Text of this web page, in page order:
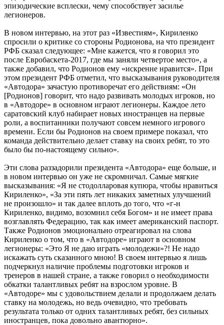
эпизодические всплески, чему способствует засилье
легионеров.
В новом интервью, на этот раз «Известиям», Кириленко
спросили о критике со стороны Родионова, на что президент
РФБ сказал следующее: «Мне кажется, что я говорил это
после Евробаскета-2017, где мы заняли четвертое место», а
также добавил, что Родионов ему «искренне нравится». При
этом президент РФБ отметил, что высказывания руководителя
«Автодора» зачастую противоречат его действиям: «Он
[Родионов] говорит, что надо развивать молодых игроков, но
в «Автодоре» в основном играют легионеры. Каждое лето
саратовский клуб набирает новых иностранцев на первые
роли, а воспитанники получают совсем немного игрового
времени. Если бы Родионов на своем примере показал, что
команда действительно делает ставку на своих ребят, то это
было бы по-настоящему сильно».
Эти слова раззадорили президента «Автодора» еще больше, и
в новом интервью он уже не скромничал. Самые мягкие
высказывания: «Я не стодолларовая купюра, чтобы нравиться
Кириленко», «За эти пять лет никаких заметных улучшений
не произошло» и так далее вплоть до того, что «г-н
Кириленко, видимо, возомнил себя Богом» и не имеет права
возглавлять Федерацию, так как имеет американский паспорт.
Также Родионов эмоционально отреагировал на слова
Кириленко о том, что в «Автодоре» играют в основном
легионеры: «Это Я не даю играть «молодежи»?! Не надо
искажать суть сказанного мною! В своем интервью я лишь
подчеркнул наличие проблемы подготовки игроков и
тренеров в нашей стране, а также говорил о необходимости
обкатки талантливых ребят на взрослом уровне. В
«Автодоре» мы с удовольствием делали и продолжаем делать
ставку на молодежь, но ведь очевидно, что требовать
результата только от одних талантливых ребят, без сильных
иностранцев, пока довольно авантюрно».